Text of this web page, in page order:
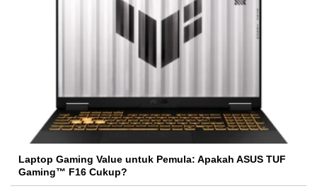
Laptop Gaming Value untuk Pemula: Apakah ASUS TUF
Gaming™ F16 Cukup?